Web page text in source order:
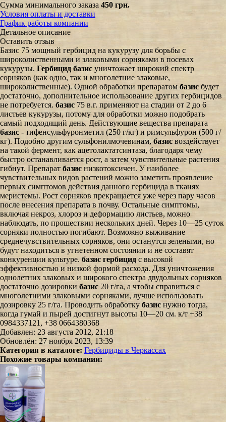
Сумма минимального заказа 450 грн.
Условия оплаты и доставки
График работы компании
Детальное описание
Оставить отзыв
Базис 75 мощный гербицид на кукурузу для борьбы с
широколиственными и злаковыми сорняками в посевах
кукурузы. Гербицид базис уничтожает широкий спектр
сорняков (как одно, так и многолетние злаковые,
широколиственные). Одной обработки препаратом базис будет
достаточно, дополнительное использование других гербицидов
не потребуется. базис 75 в.г. применяют на стадии от 2 до 6
листьев кукурузы, потому для обработки можно подобрать
самый подходящий день. Действующие вещества препарата
базис - тифенсульфуронметил (250 г/кг) и римсульфурон (500 г/
кг). Подобно другим сульфонилмочевинам, базис воздействует
на такой фермент, как ацетолактатсинтаза, благодаря чему
быстро останавливается рост, а затем чувствительные растения
гибнут. Препарат базис низкотоксичен. У наиболее
чувствительных видов растений можно заметить проявление
первых симптомов действия данного гербицида в тканях
меристемы. Рост сорняков прекращается уже через пару часов
после внесения препарата в почву. Остальные симптомы,
включая некроз, хлороз и деформацию листьев, можно
наблюдать, по прошествии нескольких дней. Через 10—25 суток
сорняки полностью погибают. Возможно выживание
среднечувствительных сорняков, они останутся зелеными, но
будут находиться в угнетенном состоянии и не составят
конкуренции культуре. базис гербицид с высокой
эффективностью и низкой формой расхода. Для уничтожения
однолетних злаковых и широкого спектра двудольных сорняков
достаточно дозировки базис 20 г/га, а чтобы справиться с
многолетними злаковыми сорняками, лучше использовать
дозировку 25 г/га. Проводить обработку базис нужно тогда,
когда гумай и пырей достигнут высоты 10—20 см. к/т +38
0984337121, +38 0664380368
Добавлен: 23 августа 2012, 21:18
Обновлён: 27 ноября 2023, 13:39
Категория в каталоге: Гербициды в Черкассах
Похожие товары компании: